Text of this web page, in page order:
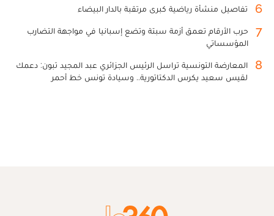
6 تفاصيل منشأة رياضية كبرى مرتقبة بالدار البيضاء
7
حرب الأرقام تعمق أزمة سبتة وتضع إسبانيا في مواجهة التضارب
المؤسساتي
8
المعارضة التونسية تراسل الرئيس الجزائري عبد المجيد تبون: دعمك
لقيس سعيد يكرس الدكتاتورية.. وسيادة تونس خط أحمر